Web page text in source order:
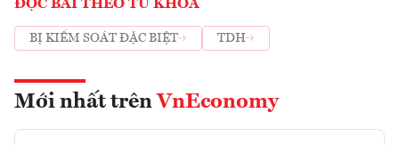
ĐỌC BÀI THEO TỪ KHOÁ
BỊ KIỂM SOÁT ĐẶC BIỆT TDH
Mới nhất trên VnEconomy